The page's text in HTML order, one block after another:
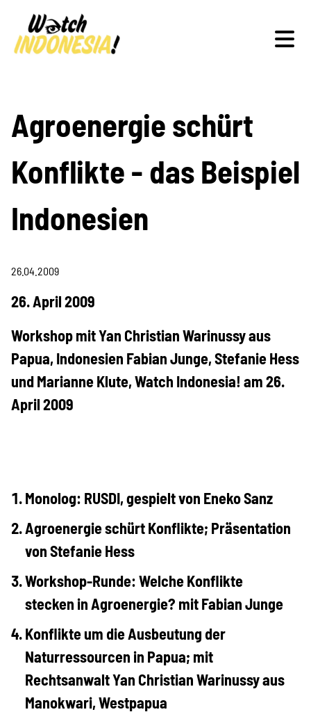
Schwerpunkte
Veranstaltungen
Projekte
Kampagne
Werde Mitglied
Newsletter abonnieren
SPENDEN
Über uns
Agroenergie schürt
Konflikte - das Beispiel
Indonesien
26.04.2009
26. April 2009
Workshop mit Yan Christian Warinussy aus
Papua, Indonesien Fabian Junge, Stefanie Hess
und Marianne Klute, Watch Indonesia! am 26.
April 2009
Monolog: RUSDI, gespielt von Eneko Sanz
Agroenergie schürt Konflikte; Präsentation
von Stefanie Hess
Workshop-Runde: Welche Konflikte
stecken in Agroenergie? mit Fabian Junge
Konflikte um die Ausbeutung der
Naturressourcen in Papua; mit
Rechtsanwalt Yan Christian Warinussy aus
Manokwari, Westpapua